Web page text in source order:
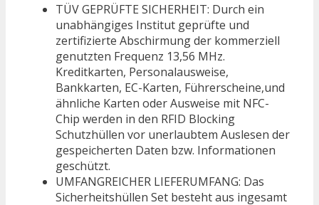
TÜV GEPRÜFTE SICHERHEIT: Durch ein
unabhängiges Institut geprüfte und
zertifizierte Abschirmung der kommerziell
genutzten Frequenz 13,56 MHz.
Kreditkarten, Personalausweise,
Bankkarten, EC-Karten, Führerscheine,und
ähnliche Karten oder Ausweise mit NFC-
Chip werden in den RFID Blocking
Schutzhüllen vor unerlaubtem Auslesen der
gespeicherten Daten bzw. Informationen
geschützt.
UMFANGREICHER LIEFERUMFANG: Das
Sicherheitshüllen Set besteht aus ingesamt